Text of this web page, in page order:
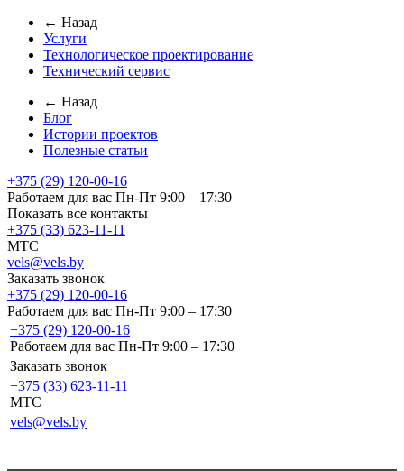
← Назад
Услуги
Технологическое проектирование
Технический сервис
← Назад
Блог
Истории проектов
Полезные статьи
+375 (29) 120-00-16
Работаем для вас Пн-Пт 9:00 – 17:30
Показать все контакты
+375 (33) 623-11-11
MTC
vels@vels.by
Заказать звонок
+375 (29) 120-00-16
Работаем для вас Пн-Пт 9:00 – 17:30
+375 (29) 120-00-16
Работаем для вас Пн-Пт 9:00 – 17:30
Заказать звонок
+375 (33) 623-11-11
MTC
vels@vels.by